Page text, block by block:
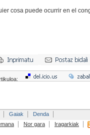
cosa puede ocurrir en el
Gaiak
Denda
Nor gara Iragarkiak